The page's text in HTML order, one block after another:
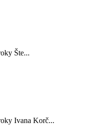
Šte...
Ivana Korč...